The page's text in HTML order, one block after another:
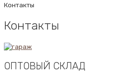
Контакты
Контакты
ОПТОВЫЙ СКЛАД